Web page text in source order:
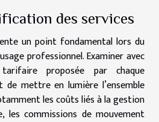
des services
un point fondamental lors du
professionnel. Examiner avec
proposée par chaque
de mettre en lumière l’ensemble
les coûts liés à la gestion
les commissions de mouvement